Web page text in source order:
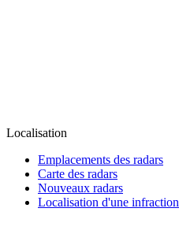
Localisation
Emplacements des radars
Carte des radars
Nouveaux radars
Localisation d'une infraction